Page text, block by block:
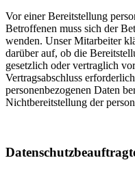
Vor einer Bereitstellung
Betroffenen muss sich der
wenden. Unser Mitarbeiter
darüber auf, ob die
gesetzlich oder vertraglich
Vertragsabschluss
personenbezogenen Daten
Nichtbereitstellung der